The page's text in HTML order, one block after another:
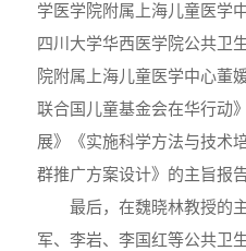
学医学院附属上海儿童医学
四川大学华西医学院公共卫
院附属上海儿童医学中心董
联合国儿童基金会在华行动
展》《实施科学方法与技术
群推广方案设计》的主旨报告
最后，在魏晓林教授的
军、李岩、李国红等公共卫